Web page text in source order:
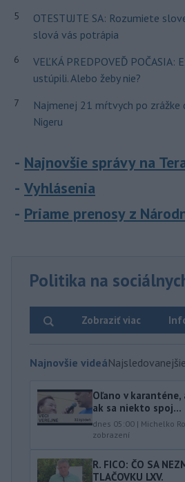
5
OTESTUJTE SA: Rozumiete
slová vás potrápia
6
VEĽKÁ PREDPOVEĎ POČASIA:
ustúpili. Alebo žeby nie?
7
Najmenej 21 mŕtvych po zrážke
Nigeru
Najnovšie správy na
Vyhlásenia
Priame prenosy z
Politika na
Zobraziť viac
Najnovšie videá
Oľano v
ak sa niekto spoj...
dnes 05:00 | Michelko
zobrazení
R. FICO: ČO SA
TLAČOVKU LXV.